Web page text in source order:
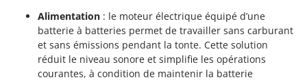
Friteuses sans huile
Générateurs d'air chaud
Godets à terre basculants pour tracteur
Diesse
Docma
Dominion
Dreame
Alimentation : le moteur électrique équipé d’une
batterie à batteries permet de travailler sans carburant
et sans émissions pendant la tonte. Cette solution
réduit le niveau sonore et simplifie les opérations
courantes, à condition de maintenir la batterie